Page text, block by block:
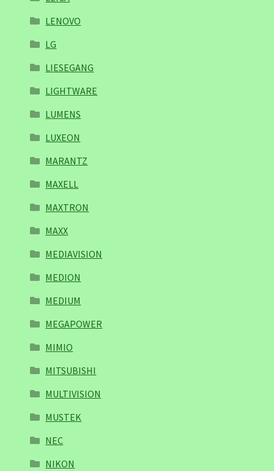
LENOVO
LG
LIESEGANG
LIGHTWARE
LUMENS
LUXEON
MARANTZ
MAXELL
MAXTRON
MAXX
MEDIAVISION
MEDION
MEDIUM
MEGAPOWER
MIMIO
MITSUBISHI
MULTIVISION
MUSTEK
NEC
NIKON